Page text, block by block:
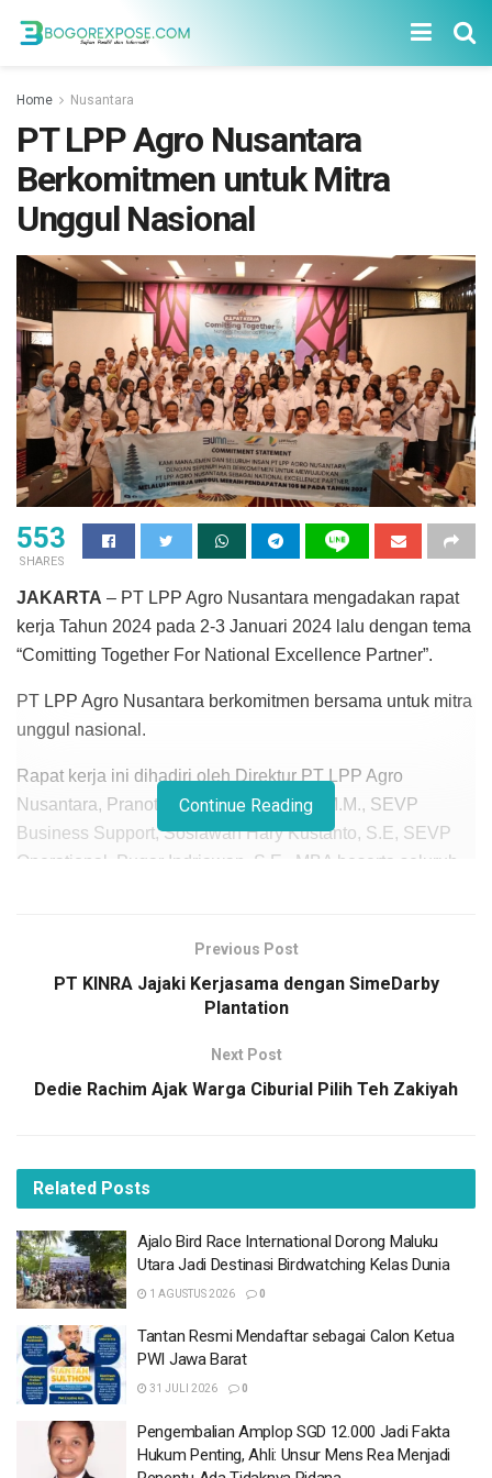
Home Nusantara
PT LPP Agro Nusantara
Berkomitmen untuk Mitra
Unggul Nasional
553
SHARES
JAKARTA – PT LPP Agro Nusantara mengadakan rapat
kerja Tahun 2024 pada 2-3 Januari 2024 lalu dengan tema
“Comitting Together For National Excellence Partner”.
PT LPP Agro Nusantara berkomitmen bersama untuk mitra
unggul nasional.
Rapat kerja ini dihadiri oleh Direktur PT LPP Agro
Nusantara, Pranoto Hadi Raharjo, S.T., M.M., SEVP
Business Support, Sosiawan Hary Kustanto, S.E, SEVP
Operational, Pugar Indriawan, S.E., MBA beserta seluruh
BACA JUGA
Ajalo Bird Race International Dorong Maluku
Utara Jadi Destinasi Birdwatching Kelas Dunia
1 AGUSTUS 2026
Tantan Resmi Mendaftar sebagai Calon Ketua
PWI Jawa Barat
31 JULI 2026
Pengembalian Amplop SGD 12.000 Jadi Fakta
Hukum Penting, Ahli: Unsur Mens Rea Menjadi
Continue Reading
Previous Post
PT KINRA Jajaki Kerjasama dengan SimeDarby
Plantation
Next Post
Dedie Rachim Ajak Warga Ciburial Pilih Teh Zakiyah
Related Posts
Ajalo Bird Race International Dorong Maluku
Utara Jadi Destinasi Birdwatching Kelas Dunia
1 AGUSTUS 2026 0
Tantan Resmi Mendaftar sebagai Calon Ketua
PWI Jawa Barat
31 JULI 2026 0
Pengembalian Amplop SGD 12.000 Jadi Fakta
Hukum Penting, Ahli: Unsur Mens Rea Menjadi